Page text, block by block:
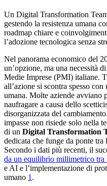
Un Digital Transformation
gestendo la resistenza umana
roadmap chiare e
l’adozione tecnologica senza
Nel panorama economico del
un’opzione, ma una necessità
Medie Imprese (PMI) italiane.
all’azione si scontra spesso
umana. Molte aziende avviano
naufragare a causa dello
disorganizzata del
impasse non risiede solo nella
di un Digital Transformation
dedicata che funge da ponte
Secondo i dati più recenti, il
da un equilibrio millimetrico tra
e AI e l’implementazione di
umano 1 .